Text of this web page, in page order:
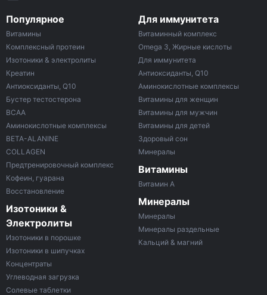
Популярное
Витамины
Комплексный протеин
Изотоники & электролиты
Креатин
Антиоксиданты, Q10
Бустер тестостерона
ВСАА
Аминокислотные комплексы
BETA-ALANINE
COLLAGEN
Предтренировочный комплекс
Кофеин, гуарана
Восстановление
Изотоники &
Электролиты
Изотоники в порошке
Изотоники в шипучках
Концентраты
Углеводная загрузка
Солевые таблетки
Для иммунитета
Витаминный комплекс
Omega 3, Жирные кислоты
Для иммунитета
Антиоксиданты, Q10
Аминокислотные комплексы
Витамины для женщин
Витамины для мужчин
Витамины для детей
Здоровый сон
Минералы
Витамины
Витамин A
Минералы
Минералы
Минералы раздельные
Кальций & магний